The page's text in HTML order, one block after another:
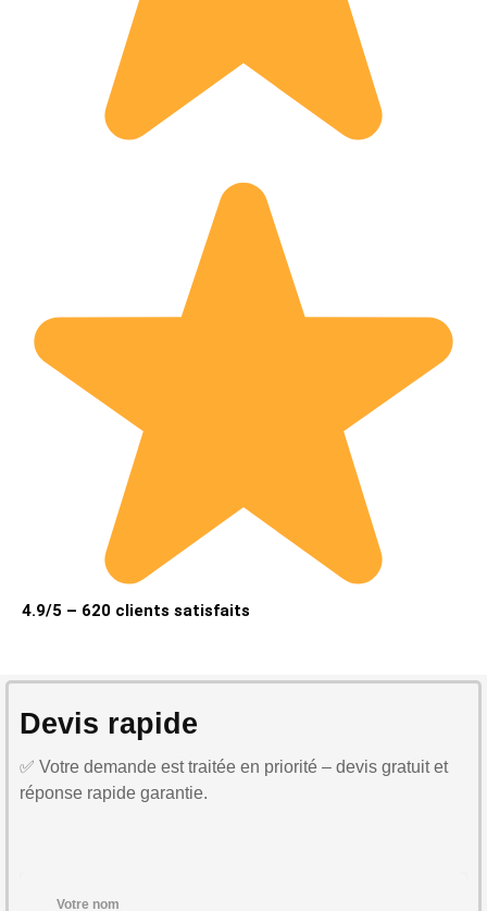
4.9/5 – 620 clients satisfaits
Devis rapide
✅ Votre demande est traitée en priorité – devis gratuit et
réponse rapide garantie.
Votre nom